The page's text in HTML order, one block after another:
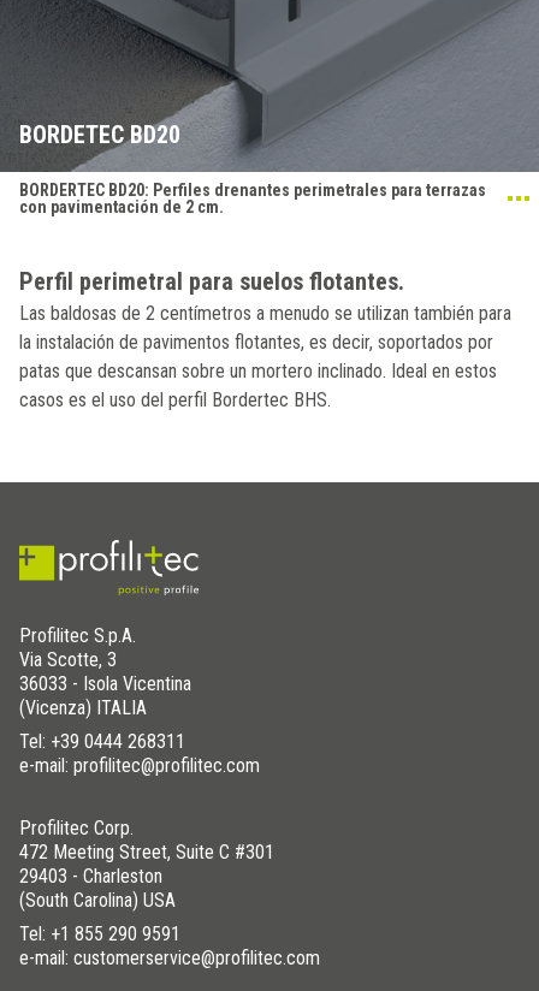
BORDETEC BD20
BORDERTEC BD20: Perfiles drenantes perimetrales para terrazas
con pavimentación de 2 cm.
Perfil perimetral para suelos flotantes.
Las baldosas de 2 centímetros a menudo se utilizan también para
la instalación de pavimentos flotantes, es decir, soportados por
patas que descansan sobre un mortero inclinado. Ideal en estos
casos es el uso del perfil Bordertec BHS.
Profilitec S.p.A.
Via Scotte, 3
36033 - Isola Vicentina
(Vicenza) ITALIA
Tel: +39 0444 268311
e-mail: profilitec@profilitec.com
Profilitec Corp.
472 Meeting Street, Suite C #301
29403 - Charleston
(South Carolina) USA
Tel: +1 855 290 9591
e-mail: customerservice@profilitec.com